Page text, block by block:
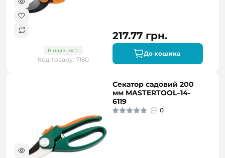
В наявності
Код товару: 7160
217.77 грн.
До кошика
Секатор садовий 200
мм MASTERTOOL–14-
6119
0